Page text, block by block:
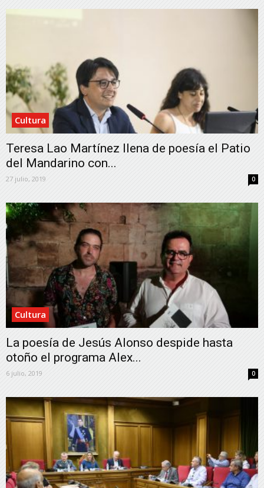
Cultura
Teresa Lao Martínez llena de poesía el Patio
del Mandarino con...
27 julio, 2019 0
Cultura
La poesía de Jesús Alonso despide hasta
otoño el programa Alex...
6 julio, 2019 0